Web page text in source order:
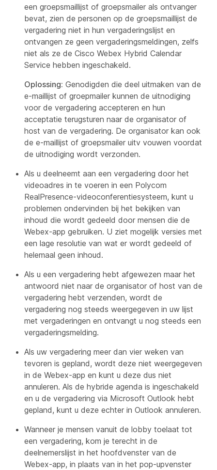
een groepsmaillijst of groepsmailer als ontvanger
bevat, zien de personen op de groepsmaillijst de
vergadering niet in hun vergaderingslijst en
ontvangen ze geen vergaderingsmeldingen, zelfs
niet als ze de Cisco Webex Hybrid Calendar
Service hebben ingeschakeld.
Oplossing: Genodigden die deel uitmaken van de
e-maillijst of groepmailer kunnen de uitnodiging
voor de vergadering accepteren en hun
acceptatie terugsturen naar de organisator of
host van de vergadering. De organisator kan ook
de e-maillijst of groepsmailer uitv vouwen voordat
de uitnodiging wordt verzonden.
Als u deelneemt aan een vergadering door het
videoadres in te voeren in een Polycom
RealPresence-videoconferentiesysteem, kunt u
problemen ondervinden bij het bekijken van
inhoud die wordt gedeeld door mensen die de
Webex-app gebruiken. U ziet mogelijk versies met
een lage resolutie van wat er wordt gedeeld of
helemaal geen inhoud.
Als u een vergadering hebt afgewezen maar het
antwoord niet naar de organisator of host van de
vergadering hebt verzenden, wordt de
vergadering nog steeds weergegeven in uw lijst
met vergaderingen en ontvangt u nog steeds een
vergaderingsmelding.
Als uw vergadering meer dan vier weken van
tevoren is gepland, wordt deze niet weergegeven
in de Webex-app en kunt u deze dus niet
annuleren. Als de hybride agenda is ingeschakeld
en u de vergadering via Microsoft Outlook hebt
gepland, kunt u deze echter in Outlook annuleren.
Wanneer je mensen vanuit de lobby toelaat tot
een vergadering, kom je terecht in de
deelnemerslijst in het hoofdvenster van de
Webex-app, in plaats van in het pop-upvenster